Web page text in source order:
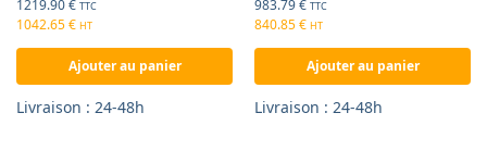
1219.90€ TTC
1042.65€ HT
Ajouter au panier
Livraison : 24-48h
983.79€ TTC
840.85€ HT
Ajouter au panier
Livraison : 24-48h